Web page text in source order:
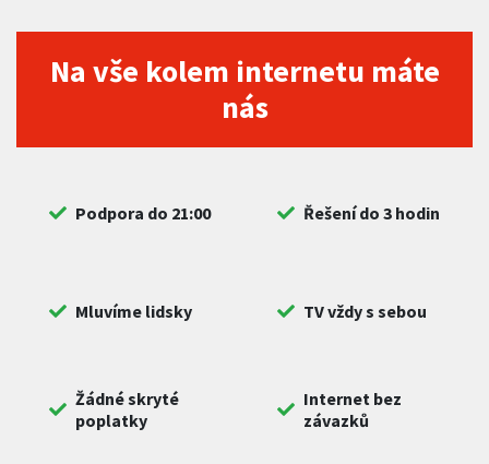
Na vše kolem internetu máte
nás
Podpora do 21:00 Řešení do 3 hodin
Mluvíme lidsky TV vždy s sebou
Žádné skryté
poplatky
Internet bez
závazků